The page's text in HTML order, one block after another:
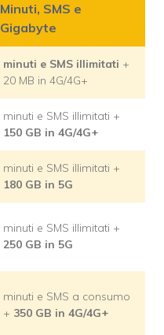
Minuti, SMS e
Gigabyte
minuti e SMS illimitati +
20 MB in 4G/4G+
minuti e SMS illimitati +
150 GB in 4G/4G+
minuti e SMS illimitati +
180 GB in 5G
minuti e SMS illimitati +
250 GB in 5G
minuti e SMS a consumo
+ 350 GB in 4G/4G+